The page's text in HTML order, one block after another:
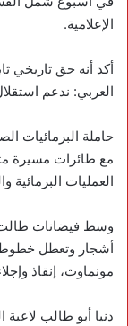
الإعلامية.
‏أكد أنه حق تاريخي
العربي: ندعم
مع طائرات مسيرة
العمليات البرمائية
وسط فيضانات طالت
أشجار وتعطل خطوط
مونماوث، إنقاذ
‏دنيا أبو طالب